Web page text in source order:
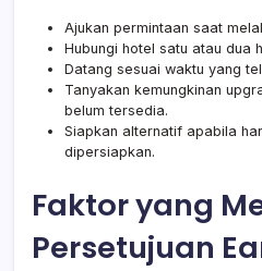
Ajukan permintaan saat
Hubungi hotel satu atau dua
Datang sesuai waktu yang
Tanyakan kemungkinan
belum tersedia.
Siapkan alternatif apabila
dipersiapkan.
Faktor yang
Persetujuan